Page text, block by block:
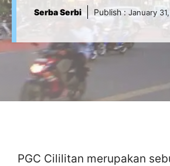
Serba Serbi Publish : January
PGC Cililitan merupakan